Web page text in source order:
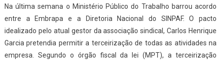
Na última semana o Ministério Público do Trabalho barrou acordo
entre a Embrapa e a Diretoria Nacional do SINPAF. O pacto
idealizado pelo atual gestor da associação sindical, Carlos Henrique
Garcia pretendia permitir a terceirização de todas as atividades na
empresa. Segundo o órgão fiscal da lei (MPT), a terceirização